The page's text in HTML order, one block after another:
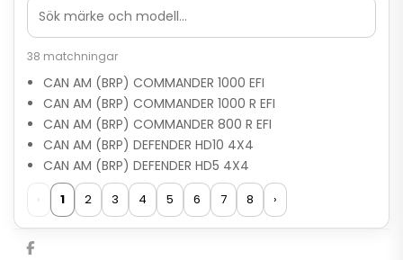
38 matchningar
CAN AM (BRP) COMMANDER 1000 EFI
CAN AM (BRP) COMMANDER 1000 R EFI
CAN AM (BRP) COMMANDER 800 R EFI
CAN AM (BRP) DEFENDER HD10 4X4
CAN AM (BRP) DEFENDER HD5 4X4
‹ 1 2 3 4 5 6 7 8 ›